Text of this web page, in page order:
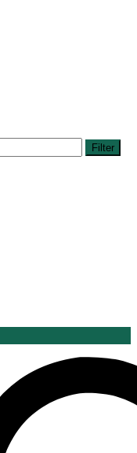
Filter